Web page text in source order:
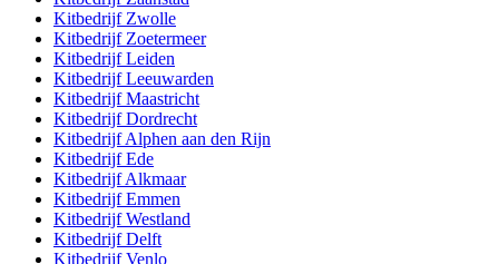
Kitbedrijf Zwolle
Kitbedrijf Zoetermeer
KitbedrijfLeiden
KitbedrijfLeeuwarden
KitbedrijfMaastricht
KitbedrijfDordrecht
KitbedrijfAlphen aan den Rijn
KitbedrijfEde
KitbedrijfAlkmaar
KitbedrijfEmmen
KitbedrijfWestland
KitbedrijfDelft
KitbedrijfVenlo